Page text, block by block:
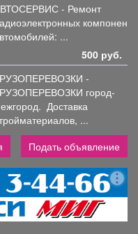
- Ремонт
...
500 руб.
-
город-
Доставка
...
Подать объявление